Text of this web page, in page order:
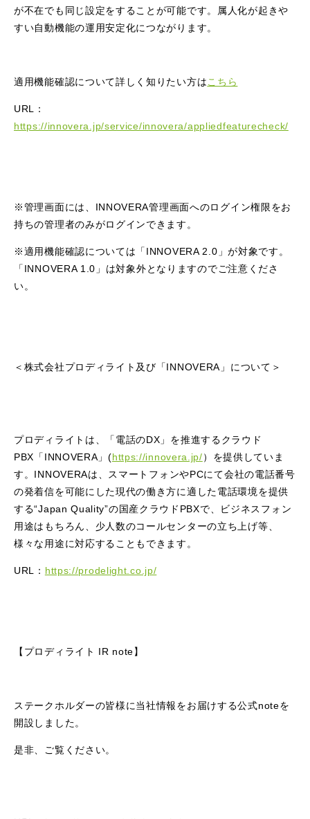
が不在でも同じ設定をすることが可能です。属人化が起きや
すい自動機能の運用安定化につながります。
適用機能確認について詳しく知りたい方はこちら
URL：
https://innovera.jp/service/innovera/appliedfeaturecheck/
※管理画面には、INNOVERA管理画面へのログイン権限をお
持ちの管理者のみがログインできます。
※適用機能確認については「INNOVERA 2.0」が対象です。
「INNOVERA 1.0」は対象外となりますのでご注意くださ
い。
＜株式会社プロディライト及び「INNOVERA」について＞
プロディライトは、「電話のDX」を推進するクラウド
PBX「INNOVERA」(https://innovera.jp/）を提供していま
す。INNOVERAは、スマートフォンやPCにて会社の電話番号
の発着信を可能にした現代の働き方に適した電話環境を提供
する“Japan Quality”の国産クラウドPBXで、ビジネスフォン
用途はもちろん、少人数のコールセンターの立ち上げ等、
様々な用途に対応することもできます。
URL： https://prodelight.co.jp/
【プロディライト IR note】
ステークホルダーの皆様に当社情報をお届けする公式noteを
開設しました。
是非、ご覧ください。